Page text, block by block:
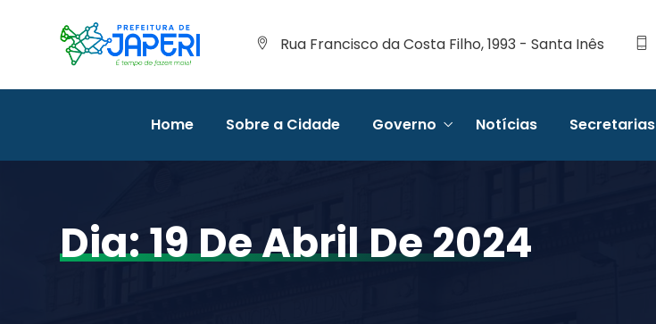
Rua Francisco da Costa Filho, 1993 - Santa Inês
Home Sobre a Cidade Governo Notícias Secretarias
Dia:19 De Abril De 2024